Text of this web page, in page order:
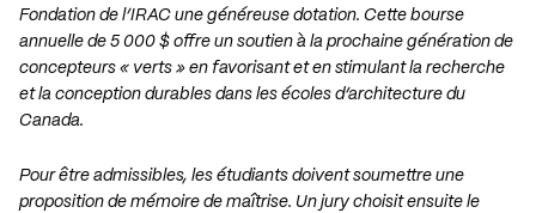
Fondation de l’IRAC une généreuse dotation. Cette bourse
annuelle de 5 000 $ offre un soutien à la prochaine génération de
concepteurs « verts » en favorisant et en stimulant la recherche
et la conception durables dans les écoles d’architecture du
Canada.
Pour être admissibles, les étudiants doivent soumettre une
proposition de mémoire de maîtrise. Un jury choisit ensuite le